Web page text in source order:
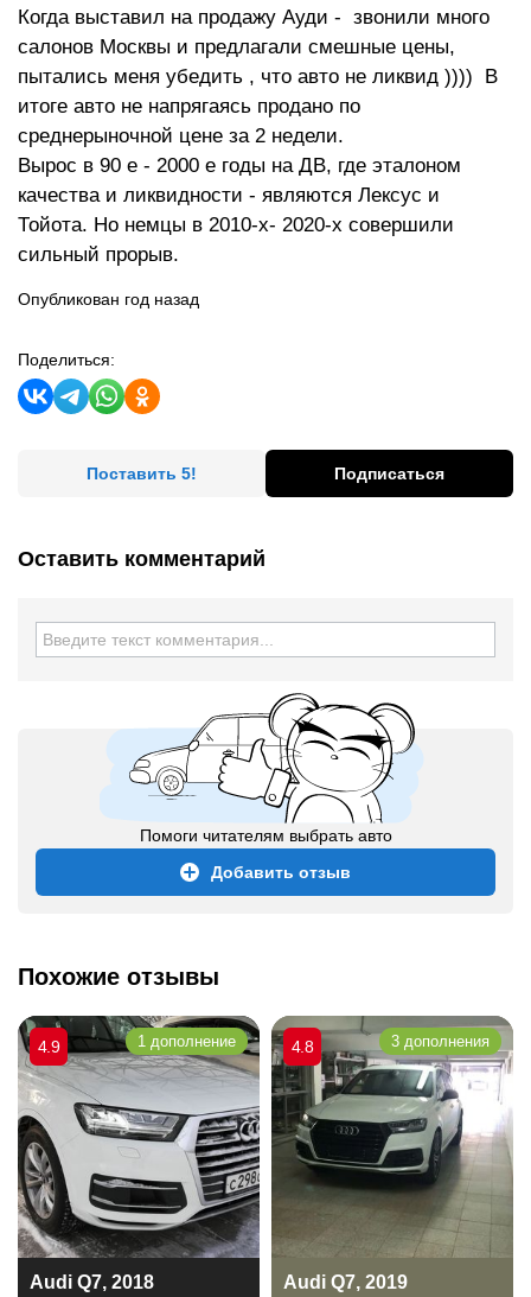
Когда выставил на продажу Ауди - звонили много
салонов Москвы и предлагали смешные цены,
пытались меня убедить , что авто не ликвид )))) В
итоге авто не напрягаясь продано по
среднерыночной цене за 2 недели.
Вырос в 90 е - 2000 е годы на ДВ, где эталоном
качества и ликвидности - являются Лексус и
Тойота. Но немцы в 2010-х- 2020-х совершили
сильный прорыв.
Опубликован год назад
Поделиться:
Поставить 5! Подписаться
Оставить комментарий
Помоги читателям выбрать авто
Добавить отзыв
Похожие отзывы
Audi Q7, 2018
4.9 1 дополнение
Audi Q7, 2019
4.8 3 дополнения